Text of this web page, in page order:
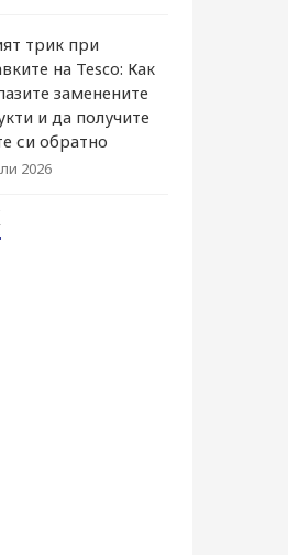
трик при
на Tesco: Как
заменените
и да получите
си обратно
2026